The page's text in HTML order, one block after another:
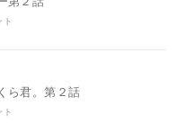
ら君。第２話